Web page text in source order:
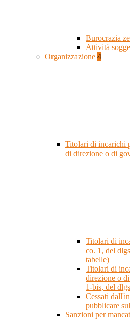
Burocrazia
Attività
Organizzazione 4
Titolari di incarichi
di direzione o di
Titolari di
co. 1, del
tabelle)
Titolari di
direzione o
1-bis, del
Cessati
pubblicare
Sanzioni per